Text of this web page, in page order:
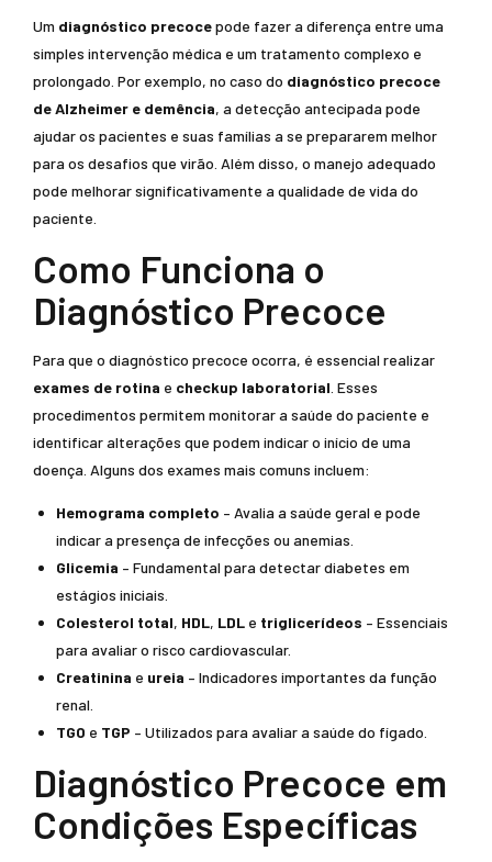
Um diagnóstico precocepode fazer a diferença entre uma
simples intervenção médica e um tratamento complexo e
prolongado. Por exemplo, no caso do diagnóstico precoce
de Alzheimer e demência, a detecção antecipada pode
ajudar os pacientes e suas famílias a se prepararem melhor
para os desafios que virão. Além disso, o manejo adequado
pode melhorar significativamente a qualidade de vida do
paciente.
Como Funciona o
Diagnóstico Precoce
Para que o diagnóstico precoce ocorra, é essencial realizar
exames de rotina e checkup laboratorial . Esses
procedimentos permitem monitorar a saúde do paciente e
identificar alterações que podem indicar o início de uma
doença. Alguns dos exames mais comuns incluem:
Hemograma completo – Avalia a saúde geral e pode
indicar a presença de infecções ou anemias.
Glicemia – Fundamental para detectar diabetes em
estágios iniciais.
Colesterol total, HDL, LDL e triglicerídeos – Essenciais
para avaliar o risco cardiovascular.
Creatinina e ureia – Indicadores importantes da função
renal.
TGO e TGP – Utilizados para avaliar a saúde do fígado.
Diagnóstico Precoce em
Condições Específicas